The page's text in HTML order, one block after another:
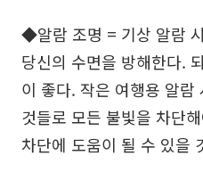
◆알람 조명 = 기상 알람
당신의 수면을 방해한다.
이 좋다. 작은 여행용 알람
것들로 모든 불빛을 차단
차단에 도움이 될 수 있을